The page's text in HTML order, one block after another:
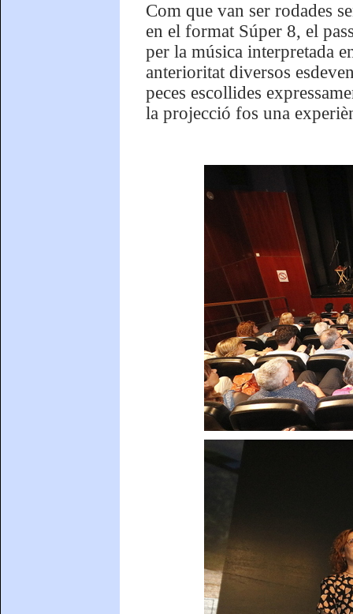
Com que van ser rodades
en el format Súper 8, el
per la música interpretada
anterioritat diversos
peces escollides
la projecció fos una